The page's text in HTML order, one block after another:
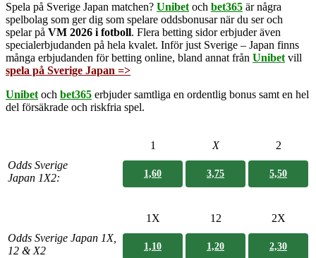
Spela på Sverige Japan matchen? Unibet och bet365 är några
spelbolag som ger dig som spelare oddsbonusar när du ser och
spelar på VM 2026 i fotboll. Flera betting sidorerbjuder även
specialerbjudanden på hela kvalet. Inför just Sverige – Japan finns
många erbjudanden förbetting online, bland annat från Unibet vill
spela på Sverige Japan =>
Unibet och bet365 erbjuder samtliga en ordentlig bonus samt en hel
del försäkrade och riskfria spel.
1 X
2
Odds Sverige
Japan 1X2: 1,60 3,75 5,50
1X 12
2X
Odds Sverige Japan 1X,
12 & X2
1,10 1,20 2,30